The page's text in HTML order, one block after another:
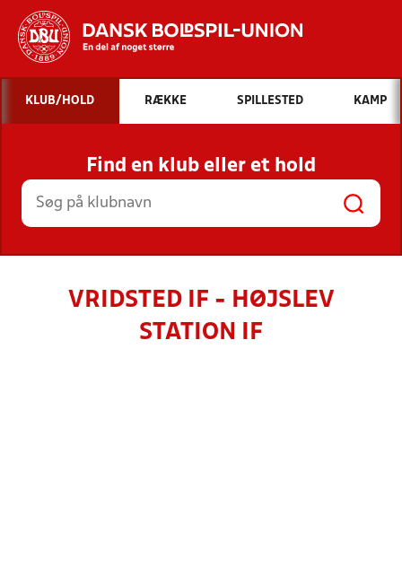
Hvad vil du søge efter?
INDHOLD OG NYHEDER
STILLINGER, RESULTATER, KLUBBER OG
HOLD
KLUB/HOLD RÆKKE SPILLESTED KAMP
Find en klub eller et hold
VRIDSTED IF - HØJSLEV
STATION IF